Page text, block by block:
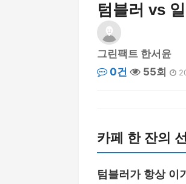
텀블러 vs
그린팩트 한서윤
0건
55회
카페 한 잔의
텀블러가 항상 이